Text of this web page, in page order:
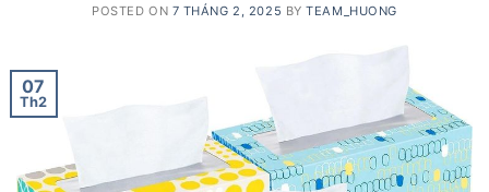
POSTED ON 7 THÁNG 2, 2025 BYTEAM_HUONG
07
Th2